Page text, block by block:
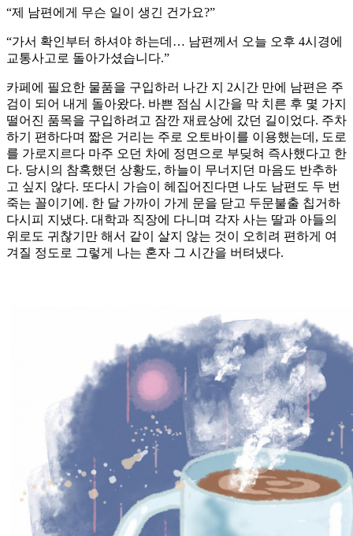
“제 남편에게 무슨 일이 생긴 건가요?”
“가서 확인부터 하셔야 하는데… 남편께서 오늘 오후 4시경에
교통사고로 돌아가셨습니다.”
카페에 필요한 물품을 구입하러 나간 지 2시간 만에 남편은 주
검이 되어 내게 돌아왔다. 바쁜 점심 시간을 막 치른 후 몇 가지
떨어진 품목을 구입하려고 잠깐 재료상에 갔던 길이었다. 주차
하기 편하다며 짧은 거리는 주로 오토바이를 이용했는데, 도로
를 가로지르다 마주 오던 차에 정면으로 부딪혀 즉사했다고 한
다. 당시의 참혹했던 상황도, 하늘이 무너지던 마음도 반추하
고 싶지 않다. 또다시 가슴이 헤집어진다면 나도 남편도 두 번
죽는 꼴이기에. 한 달 가까이 가게 문을 닫고 두문불출 칩거하
다시피 지냈다. 대학과 직장에 다니며 각자 사는 딸과 아들의
위로도 귀찮기만 해서 같이 살지 않는 것이 오히려 편하게 여
겨질 정도로 그렇게 나는 혼자 그 시간을 버텨냈다.